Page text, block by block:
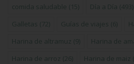
comida saludable (15) Día a Día (493)
Galletas (72) Guías de viajes (6)
Harina de altramuz (9) Harina de
Harina de arroz (26) Harina de maiz